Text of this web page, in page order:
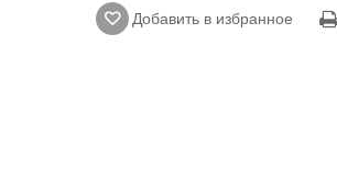
Добавить в избранное